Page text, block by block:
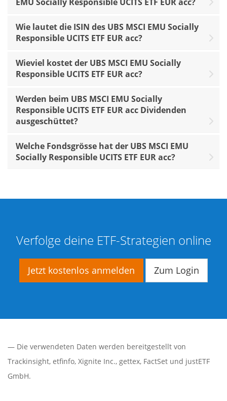
Wie lautet die ISIN des UBS MSCI EMU Socially
Responsible UCITS ETF EUR acc?
Wieviel kostet der UBS MSCI EMU Socially
Responsible UCITS ETF EUR acc?
Werden beim UBS MSCI EMU Socially
Responsible UCITS ETF EUR acc Dividenden
ausgeschüttet?
Welche Fondsgrösse hat der UBS MSCI EMU
Socially Responsible UCITS ETF EUR acc?
Verfolge deine ETF-Strategien online
Jetzt kostenlos anmelden Zum Login
— Die verwendeten Daten werden bereitgestellt von
Trackinsight, etfinfo, Xignite Inc., gettex, FactSet und justETF
GmbH.